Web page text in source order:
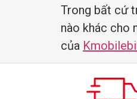
Trong bất cứ
nào khác cho
của